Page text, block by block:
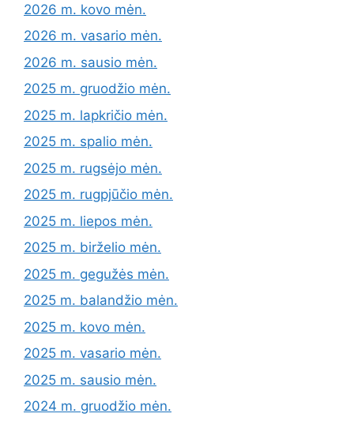
2026 m. kovo mėn.
2026 m. vasario mėn.
2026 m. sausio mėn.
2025 m. gruodžio mėn.
2025 m. lapkričio mėn.
2025 m. spalio mėn.
2025 m. rugsėjo mėn.
2025 m. rugpjūčio mėn.
2025 m. liepos mėn.
2025 m. birželio mėn.
2025 m. gegužės mėn.
2025 m. balandžio mėn.
2025 m. kovo mėn.
2025 m. vasario mėn.
2025 m. sausio mėn.
2024 m. gruodžio mėn.